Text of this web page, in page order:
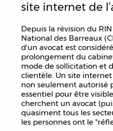
site internet de
Depuis la révision du
National des Barreaux
d'un avocat est
prolongement du
mode de sollicitation et
clientèle. Un site
non seulement autorisé
essentiel pour être
cherchent un avocat
quasiment tous les
les personnes ont le